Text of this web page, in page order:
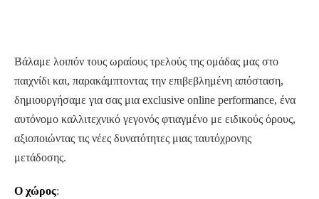
Βάλαμε λοιπόν τους ωραίους τρελούς της ομάδας μας στο
παιχνίδι και, παρακάμπτοντας την επιβεβλημένη απόσταση,
δημιουργήσαμε για σας μια exclusive online performance, ένα
αυτόνομο καλλιτεχνικό γεγονός φτιαγμένο με ειδικούς όρους,
αξιοποιώντας τις νέες δυνατότητες μιας ταυτόχρονης
μετάδοσης.
Ο χώρος: